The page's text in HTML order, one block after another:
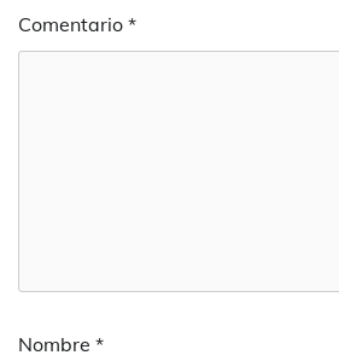
Comentario *
Nombre *